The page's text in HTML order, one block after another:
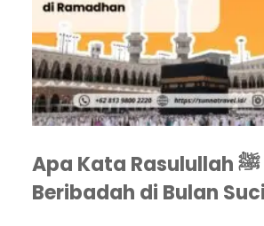
Apa Kata Rasulullah ﷺ tentang
Beribadah di Bulan